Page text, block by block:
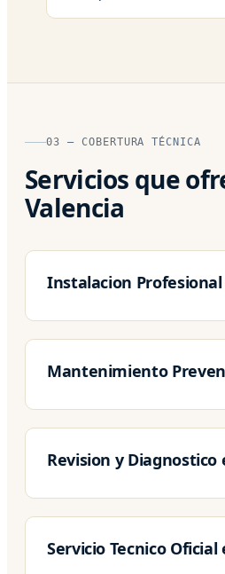
03 — COBERTURA TÉCNICA
Servicios que
Valencia
Instalacion
Mantenimiento
Revision y Diagnostico
Servicio Tecnico Oficial